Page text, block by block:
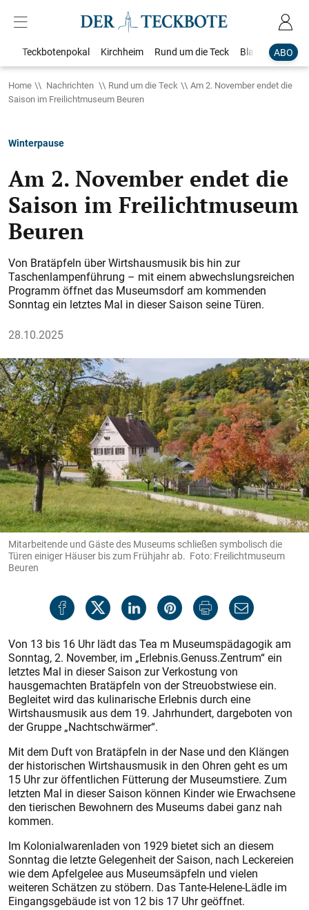
ABO
Teckbotenpokal Kirchheim Rund um die Teck Blaulicht
Home Nachrichten Rund um die Teck
Am 2. November endet die
Saison im Freilichtmuseum Beuren
Winterpause
Am 2. November endet die
Saison im Freilichtmuseum
Beuren
Von Bratäpfeln über Wirtshausmusik bis hin zur
Taschenlampenführung – mit einem abwechslungsreichen
Programm öffnet das Museumsdorf am kommenden
Sonntag ein letztes Mal in dieser Saison seine Türen.
28.10.2025
Mitarbeitende und Gäste des Museums schließen symbolisch die
Türen einiger Häuser bis zum Frühjahr ab. Foto: Freilichtmuseum
Beuren
Von 13 bis 16 Uhr lädt das Tea m Museumspädagogik am
Sonntag, 2. November, im „Erlebnis.Genuss.Zentrum“ ein
letztes Mal in dieser Saison zur Verkostung von
hausgemachten Bratäpfeln von der Streuobstwiese ein.
Begleitet wird das kulinarische Erlebnis durch eine
Wirtshausmusik aus dem 19. Jahrhundert, dargeboten von
der Gruppe „Nachtschwärmer“.
Mit dem Duft von Bratäpfeln in der Nase und den Klängen
der historischen Wirtshausmusik in den Ohren geht es um
15 Uhr zur öffentlichen Fütterung der Museumstiere. Zum
letzten Mal in dieser Saison können Kinder wie Erwachsene
den tierischen Bewohnern des Museums dabei ganz nah
kommen.
Im Kolonialwarenladen von 1929 bietet sich an diesem
Sonntag die letzte Gelegenheit der Saison, nach Leckereien
wie dem Apfelgelee aus Museumsäpfeln und vielen
weiteren Schätzen zu stöbern. Das Tante-Helene-Lädle im
Eingangsgebäude ist von 12 bis 17 Uhr geöffnet.